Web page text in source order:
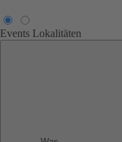
Events Lokalitäten